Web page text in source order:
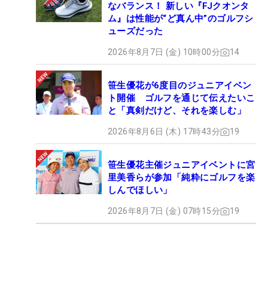
なバランス！ 新しい『FJクオンタ
ム』は性能が“ど真ん中”のゴルフシ
ューズだった
2026年8月7日 (金) 10時00分 14
笹生優花が6度目のジュニアイベン
ト開催 ゴルフを通じて伝えたいこ
と「真剣だけど、それを楽しむ」
2026年8月6日 (木) 17時43分 19
笹生優花主催ジュニアイベントに宮
里美香らが参加「純粋にゴルフを楽
しんでほしい」
2026年8月7日 (金) 07時15分 19